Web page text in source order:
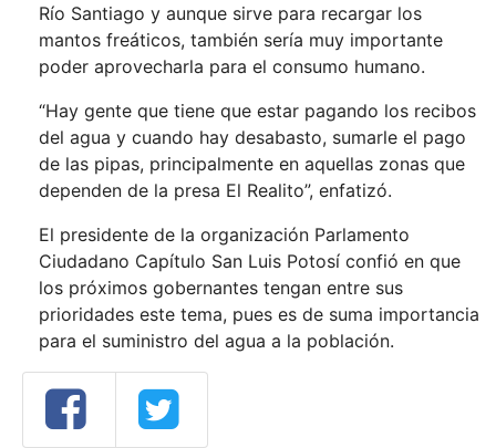
Río Santiago y aunque sirve para recargar los
mantos freáticos, también sería muy importante
poder aprovecharla para el consumo humano.
“Hay gente que tiene que estar pagando los recibos
del agua y cuando hay desabasto, sumarle el pago
de las pipas, principalmente en aquellas zonas que
dependen de la presa El Realito”, enfatizó.
El presidente de la organización Parlamento
Ciudadano Capítulo San Luis Potosí confió en que
los próximos gobernantes tengan entre sus
prioridades este tema, pues es de suma importancia
para el suministro del agua a la población.